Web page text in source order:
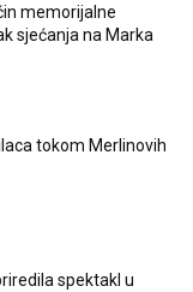
memorijalne
sjećanja na Marka
tokom Merlinovih
spektakl u